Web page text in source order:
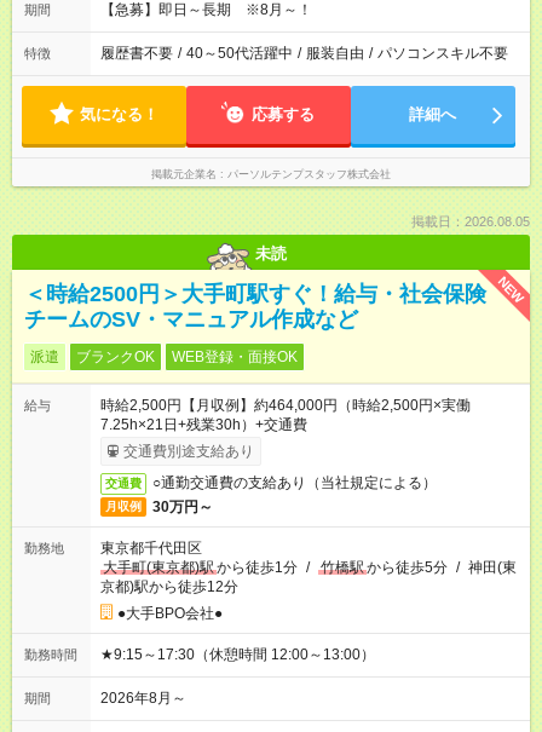
期間 【急募】即日～長期 ※8月～！
特徴 履歴書不要 / 40～50代活躍中 / 服装自由 / パソコンスキル不要
気になる！ 応募する 詳細へ
掲載元企業名 パーソルテンプスタッフ株式会社
掲載日：2026.08.05
未読
NEW
＜時給2500円＞大手町駅すぐ！給与・社会保険
チームのSV・マニュアル作成など
派遣 ブランクOK WEB登録・面接OK
給与
時給2,500円【月収例】約464,000円（時給2,500円×実働
7.25h×21日+残業30h）+交通費
交通費別途支給あり
交通費 ○通勤交通費の支給あり（当社規定による）
月収例 30万円～
勤務地
東京都千代田区
大手町(東京都)駅から徒歩1分 / 竹橋駅から徒歩5分 / 神田(東
京都)駅から徒歩12分
●大手BPO会社●
勤務時間 ★9:15～17:30（休憩時間 12:00～13:00）
期間 2026年8月～